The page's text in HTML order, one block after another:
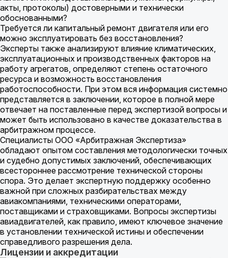
акты, протоколы) достоверными и технически
обоснованными?
Требуется ли капитальный ремонт двигателя или его
можно эксплуатировать без восстановления?
Эксперты также анализируют влияние климатических,
эксплуатационных и производственных факторов на
работу агрегатов, определяют степень остаточного
ресурса и возможность восстановления
работоспособности. При этом вся информация системно
представляется в заключении, которое в полной мере
отвечает на поставленные перед экспертизой вопросы и
может быть использовано в качестве доказательства в
арбитражном процессе.
Специалисты ООО «Арбитражная Экспертиза»
обладают опытом составления методологически точных
и судебно допустимых заключений, обеспечивающих
всестороннее рассмотрение технической стороны
спора. Это делает экспертную поддержку особенно
важной при сложных разбирательствах между
авиакомпаниями, техническими операторами,
поставщиками и страховщиками. Вопросы экспертизы
авиадвигателей, как правило, имеют ключевое значение
в установлении технической истины и обеспечении
справедливого разрешения дела.
Лицензии и аккредитации